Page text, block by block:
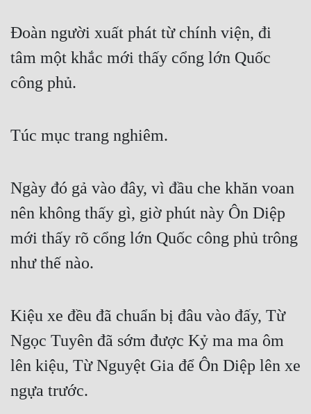
Vô Sỉ
Đoàn người xuất phát từ chính viện, đi
tâm một khắc mới thấy cổng lớn Quốc
công phủ.
Túc mục trang nghiêm.
Ngày đó gả vào đây, vì đầu che khăn voan
nên không thấy gì, giờ phút này Ôn Diệp
mới thấy rõ cổng lớn Quốc công phủ trông
như thế nào.
Kiệu xe đều đã chuẩn bị đâu vào đấy, Từ
Ngọc Tuyên đã sớm được Kỷ ma ma ôm
lên kiệu, Từ Nguyệt Gia để Ôn Diệp lên xe
ngựa trước.